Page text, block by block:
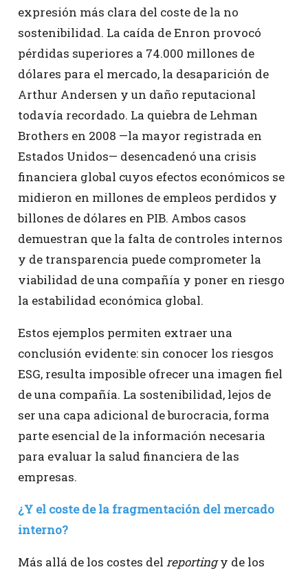
expresión más clara del coste de la no
sostenibilidad. La caída de Enron provocó
pérdidas superiores a 74.000 millones de
dólares para el mercado, la desaparición de
Arthur Andersen y un daño reputacional
todavía recordado. La quiebra de Lehman
Brothers en 2008 —la mayor registrada en
Estados Unidos— desencadenó una crisis
financiera global cuyos efectos económicos se
midieron en millones de empleos perdidos y
billones de dólares en PIB. Ambos casos
demuestran que la falta de controles internos
y de transparencia puede comprometer la
viabilidad de una compañía y poner en riesgo
la estabilidad económica global.
Estos ejemplos permiten extraer una
conclusión evidente: sin conocer los riesgos
ESG, resulta imposible ofrecer una imagen fiel
de una compañía. La sostenibilidad, lejos de
ser una capa adicional de burocracia, forma
parte esencial de la información necesaria
para evaluar la salud financiera de las
empresas.
¿Y el coste de la fragmentación del mercado
interno?
Más allá de los costes del reportingy de los